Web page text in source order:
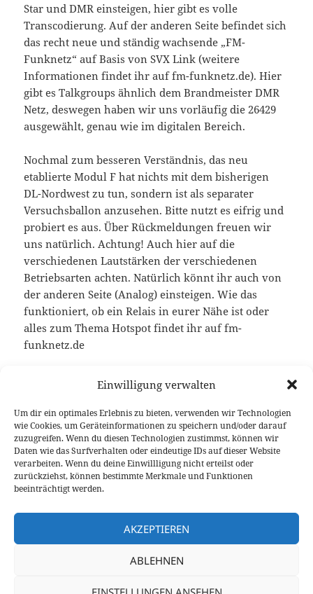
Einwilligung verwalten
Um dir ein optimales Erlebnis zu bieten, verwenden wir Technologien
wie Cookies, um Geräteinformationen zu speichern und/oder darauf
zuzugreifen. Wenn du diesen Technologien zustimmst, können wir
Daten wie das Surfverhalten oder eindeutige IDs auf dieser Website
verarbeiten. Wenn du deine Einwillligung nicht erteilst oder
zurückziehst, können bestimmte Merkmale und Funktionen
beeinträchtigt werden.
AKZEPTIEREN
ABLEHNEN
Star und DMR einsteigen, hier gibt es volle
Transcodierung. Auf der anderen Seite befindet sich
das recht neue und ständig wachsende „FM-
Funknetz“ auf Basis von SVX Link (weitere
Informationen findet ihr auf fm-funknetz.de). Hier
gibt es Talkgroups ähnlich dem Brandmeister DMR
Netz, deswegen haben wir uns vorläufig die 26429
ausgewählt, genau wie im digitalen Bereich.
Nochmal zum besseren Verständnis, das neu
etablierte Modul F hat nichts mit dem bisherigen
DL-Nordwest zu tun, sondern ist als separater
Versuchsballon anzusehen. Bitte nutzt es eifrig und
probiert es aus. Über Rückmeldungen freuen wir
uns natürlich. Achtung! Auch hier auf die
verschiedenen Lautstärken der verschiedenen
Betriebsarten achten. Natürlich könnt ihr auch von
der anderen Seite (Analog) einsteigen. Wie das
funktioniert, ob ein Relais in eurer Nähe ist oder
alles zum Thema Hotspot findet ihr auf fm-
funknetz.de
Viel Spass beim experimentieren
DL-Nordwest Support Team
Bernd DK5BS Kategorien
2022